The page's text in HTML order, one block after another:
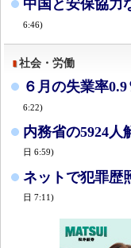
中国と安保協力
6:46)
社会・労働
６月の失業率
6:22)
内務省の5924人
日 6:59)
ネットで犯罪歴
日 7:11)